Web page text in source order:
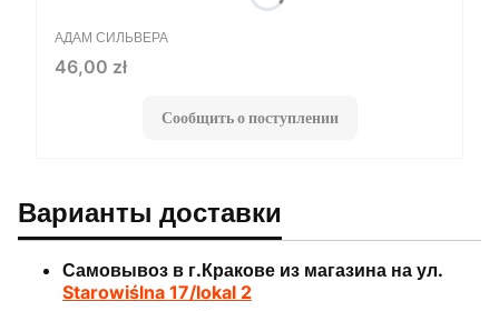
ПРОИЗВОДИТЕЛЬ
АДАМ СИЛЬВЕРА
Цена
46,00 zł
Сообщить о поступлении
Варианты доставки
Самовывоз в г.Кракове из магазина на ул.
Starowiślna 17/lokal 2